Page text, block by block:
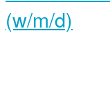
(w/m/d)